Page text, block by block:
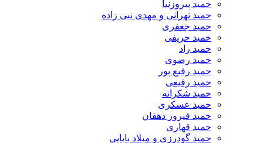
حمید پیروزنیا
حمید تهرانی و مهدی نبی زاده
حمید جعفری
حمید حریفی
حمید راد
حمید رضوی
حمید رفیع پور
حمید رفیعی
حمید شکرانه
حمید عسکری
حمید فیروز دهقان
حمید قهاری
حمید گودرزی و میلاد بابایی